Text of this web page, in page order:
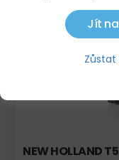
NEW HOLLAND
Jít
Zůstat